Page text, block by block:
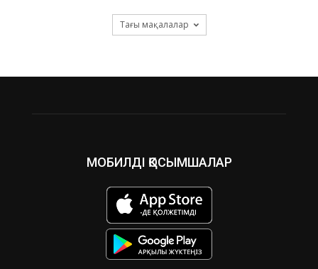
Тағы мақалалар
МОБИЛДІ ҚОСЫМШАЛАР